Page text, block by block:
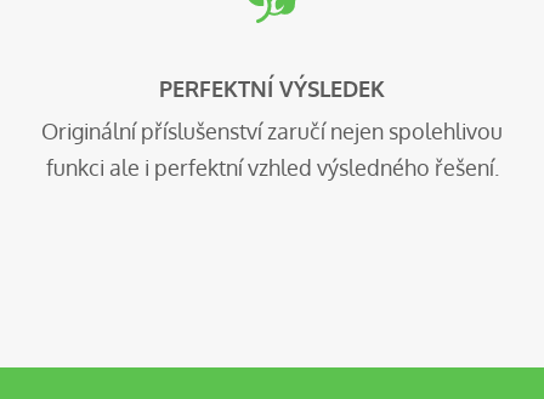
PERFEKTNÍ VÝSLEDEK
Originální příslušenství zaručí nejen spolehlivou
funkci ale i perfektní vzhled výsledného řešení.